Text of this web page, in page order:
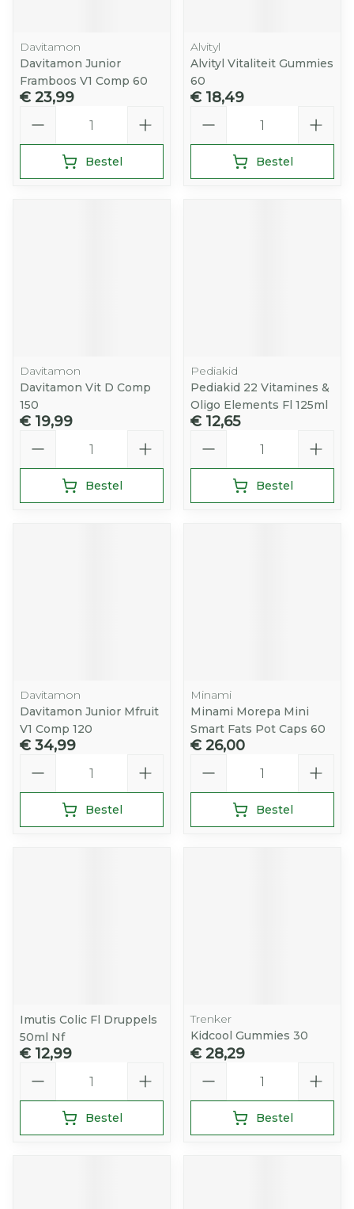
Davitamon
Davitamon Junior
Framboos V1 Comp 60
€ 23,99
Bestel
Alvityl
Alvityl Vitaliteit Gummies
60
€ 18,49
Bestel
Davitamon
Davitamon Vit D Comp
150
€ 19,99
Bestel
Pediakid
Pediakid 22 Vitamines &
Oligo Elements Fl 125ml
€ 12,65
Bestel
Davitamon
Davitamon Junior Mfruit
V1 Comp 120
€ 34,99
Bestel
Minami
Minami Morepa Mini
Smart Fats Pot Caps 60
€ 26,00
Bestel
Imutis Colic Fl Druppels
50ml Nf
€ 12,99
Bestel
Trenker
Kidcool Gummies 30
€ 28,29
Bestel